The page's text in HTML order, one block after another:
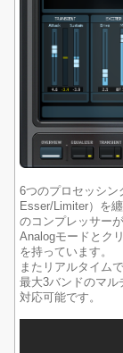
6つのプロセッシ
Esser/Limiter）を
のコンプレッサー
Analogモードとク
を持っています。
またリアルタイム
最大3バンドのマル
対応可能です。